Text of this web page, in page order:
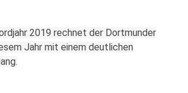
2019 rechnet der Dortmunder
Jahr mit einem deutlichen